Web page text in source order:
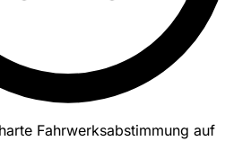
Fahrwerksabstimmung auf